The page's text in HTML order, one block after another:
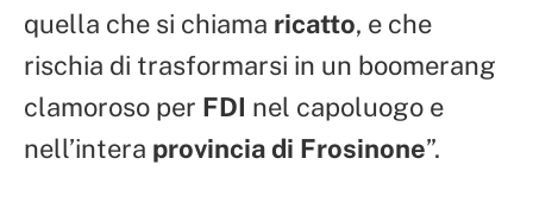
quella che si chiama ricatto, e che
rischia di trasformarsi in un boomerang
clamoroso per FDI nel capoluogo e
nell’intera provincia di Frosinone”.